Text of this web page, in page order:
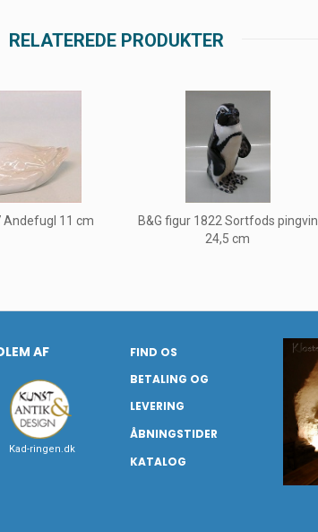
RELATEREDE PRODUKTER
Andefugl 11 cm
B&G figur 1822 Sortfods pingvin
24,5 cm
AF
Kad-ringen.dk
FIND OS
BETALING OG
LEVERING
ÅBNINGSTIDER
KATALOG